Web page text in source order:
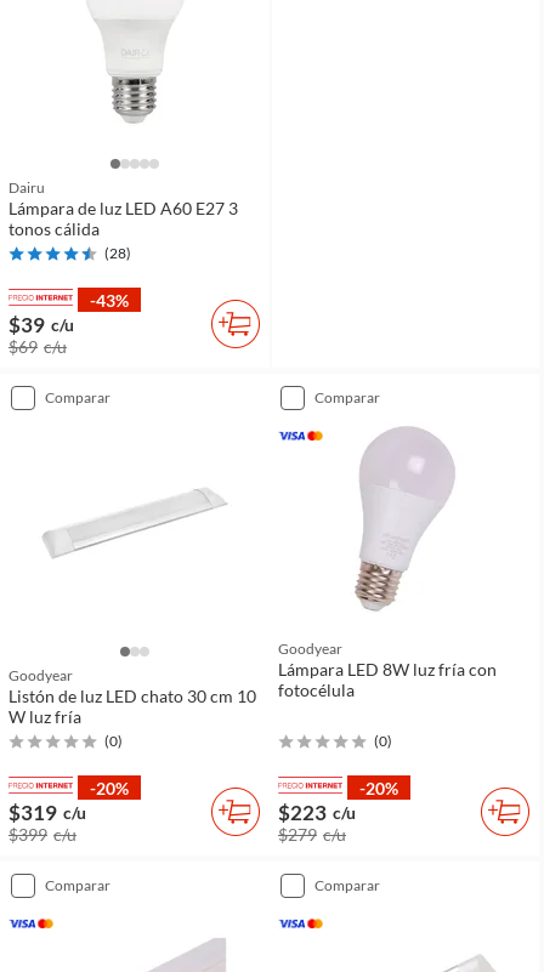
Dairu
Lámpara de luz LED A60 E27 3
tonos cálida
(28)
-43%
$39 c/u
$69 c/u
comparar
Goodyear
Listón de luz LED chato 30 cm 10
W luz fría
(0)
-20%
$319 c/u
$399 c/u
comparar
Goodyear
Lámpara LED 8W luz fría con
fotocélula
(0)
-20%
$223 c/u
$279 c/u
comparar comparar